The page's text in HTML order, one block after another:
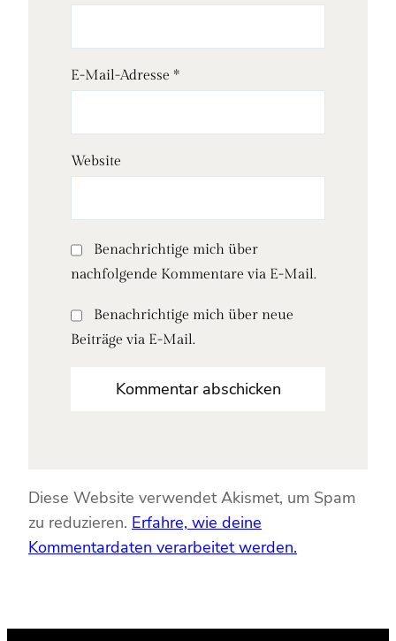
E-Mail-Adresse *
Website
Benachrichtige mich über
nachfolgende Kommentare via E-Mail.
Benachrichtige mich über neue
Beiträge via E-Mail.
Diese Website verwendet Akismet, um Spam
zu reduzieren. Erfahre, wie deine
Kommentardaten verarbeitet werden.